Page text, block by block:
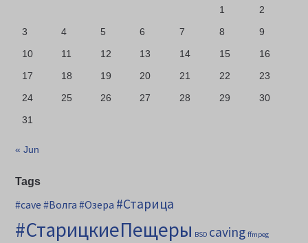
1
2
3
4 5 6 7 8
9
10
11 12 13 14 15
16
17
18 19 20 21 22
23
24
25 26 27 28 29
30
31
« Jun
Tags
#cave #Волга #Озера #Старица
#СтарицкиеПещеры BSD caving ffmpeg